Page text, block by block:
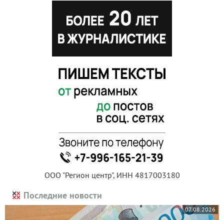
ООО "Регион центр", ИНН 4817003180
Последние новости
07.08.2026